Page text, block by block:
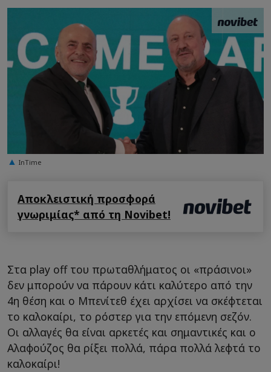
InTime
Αποκλειστική προσφορά
γνωριμίας* από τη Novibet!
Στα play off του πρωταθλήματος οι «πράσινοι»
δεν μπορούν να πάρουν κάτι καλύτερο από την
4η θέση και ο Μπενίτεθ έχει αρχίσει να σκέφτεται
το καλοκαίρι, το ρόστερ για την επόμενη σεζόν.
Οι αλλαγές θα είναι αρκετές και σημαντικές και ο
Αλαφούζος θα ρίξει πολλά, πάρα πολλά λεφτά το
καλοκαίρι!